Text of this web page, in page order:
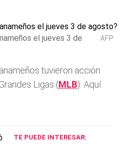
el jueves 3 de
AFP
tuvieron acción
Ligas (MLB). Aquí
TE PUEDE INTERESAR: